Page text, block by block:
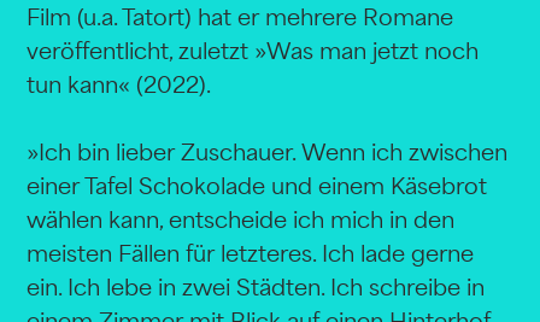
Film (u.a. Tatort) hat er mehrere Romane
veröffentlicht, zuletzt »Was man jetzt noch
tun kann« (2022).
»Ich bin lieber Zuschauer. Wenn ich zwischen
einer Tafel Schokolade und einem Käsebrot
wählen kann, entscheide ich mich in den
meisten Fällen für letzteres. Ich lade gerne
ein. Ich lebe in zwei Städten. Ich schreibe in